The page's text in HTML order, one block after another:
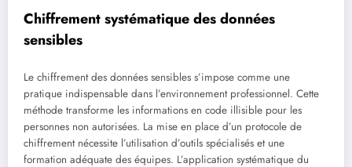
Chiffrement systématique des données
sensibles
Le chiffrement des données sensibles s’impose comme une
pratique indispensable dans l’environnement professionnel. Cette
méthode transforme les informations en code illisible pour les
personnes non autorisées. La mise en place d’un protocole de
chiffrement nécessite l’utilisation d’outils spécialisés et une
formation adéquate des équipes. L’application systématique du